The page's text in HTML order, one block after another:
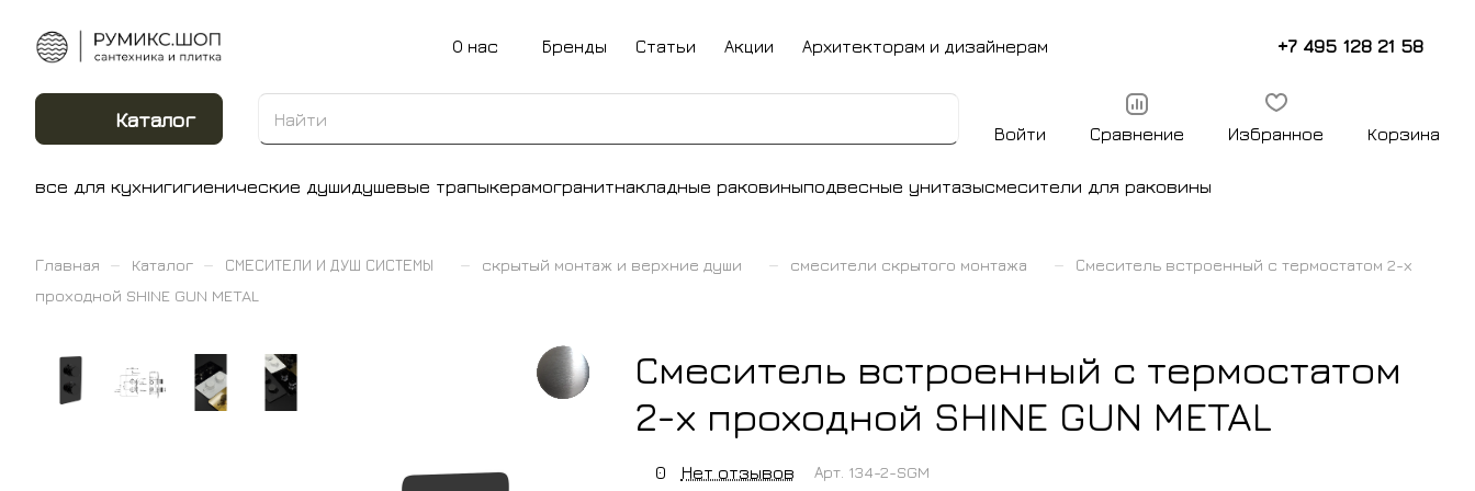
О нас Бренды Статьи Акции Архитекторам и дизайнерам +7 495 128 21 58
Каталог
Войти Сравнение Избранное Корзина
все для кухнигигиенические душидушевые трапыкерамогранитнакладные раковиныподвесные унитазысмесители для раковины
Главная – Каталог – СМЕСИТЕЛИ И ДУШ СИСТЕМЫ – скрытый монтаж и верхние души – смесители скрытого монтажа –
Смеситель встроенный с термостатом 2-х
проходной SHINE GUN METAL
Смеситель встроенный с термостатом
2-х проходной SHINE GUN METAL
0 Нет отзывов Арт. 134-2-SGM